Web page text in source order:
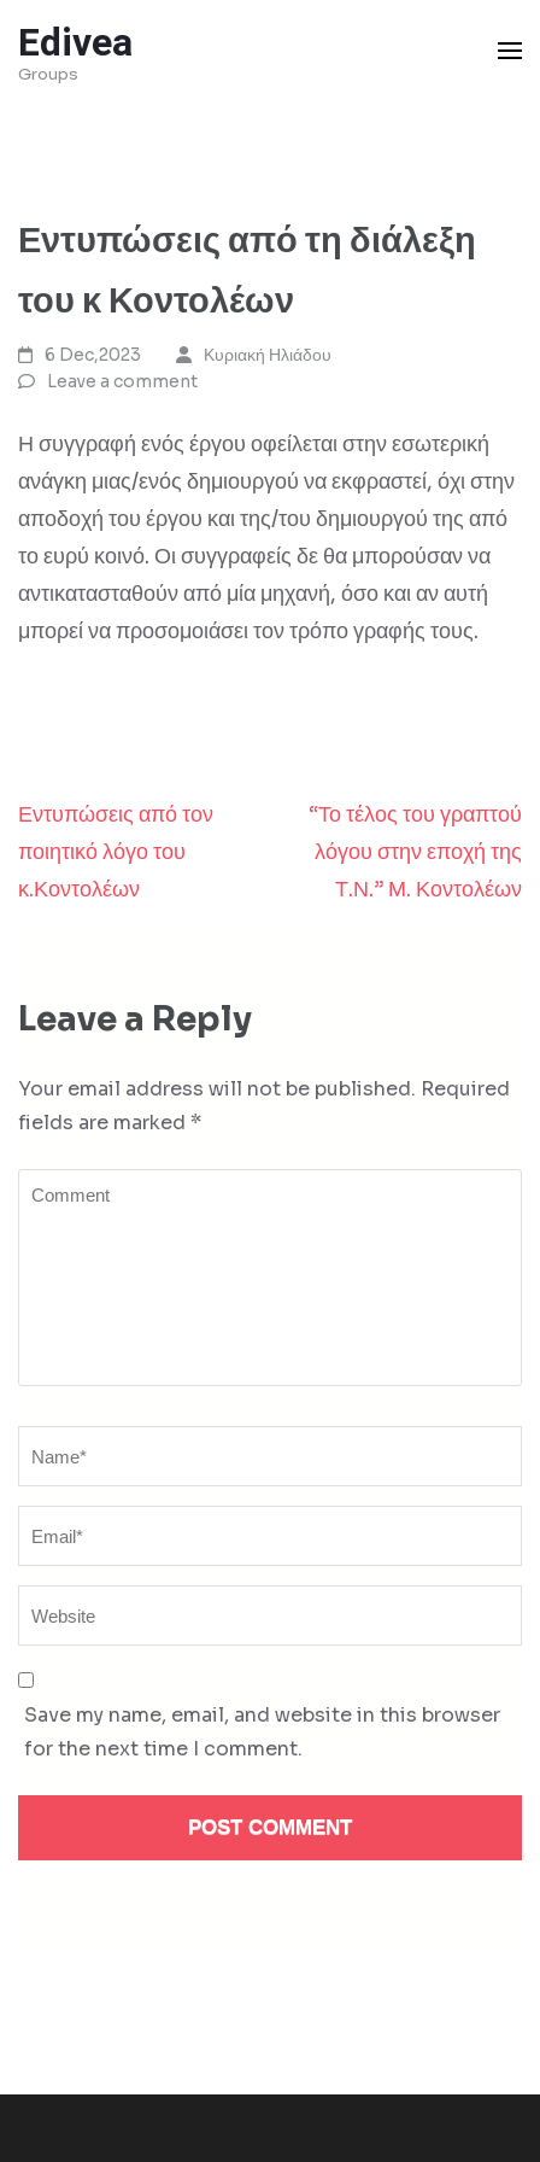
to
content
Edivea
Groups
Εντυπώσεις από τη διάλεξη
του κ Κοντολέων
6 Dec,2023
Κυριακή Ηλιάδου
Leave a comment
Η συγγραφή ενός έργου οφείλεται στην εσωτερική
ανάγκη μιας/ενός δημιουργού να εκφραστεί, όχι στην
αποδοχή του έργου και της/του δημιουργού της από
το ευρύ κοινό. Οι συγγραφείς δε θα μπορούσαν να
αντικατασταθούν από μία μηχανή, όσο και αν αυτή
μπορεί να προσομοιάσει τον τρόπο γραφής τους.
Post
navigation
Εντυπώσεις από τον
ποιητικό λόγο του
κ.Κοντολέων
“Το τέλος του γραπτού
λόγου στην εποχή της
Τ.Ν.” Μ. Κοντολέων
Leave a Reply
Your email address will not be published. Required
fields are marked *
Comment
Save my name, email, and website in this browser
for the next time I comment.